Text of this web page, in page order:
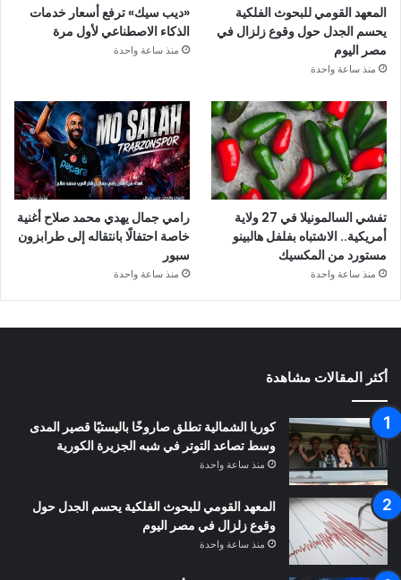
المعهد القومي للبحوث الفلكية
يحسم الجدل حول وقوع زلزال في
مصر اليوم
منذ ساعة واحدة
«ديب سيك» ترفع أسعار خدمات
الذكاء الاصطناعي لأول مرة
منذ ساعة واحدة
تفشي السالمونيلا في 27 ولاية
أمريكية.. الاشتباه بفلفل هالبينو
مستورد من المكسيك
منذ ساعة واحدة
رامي جمال يهدي محمد صلاح أغنية
خاصة احتفالًا بانتقاله إلى طرابزون
سبور
منذ ساعة واحدة
أكثر المقالات مشاهدة
كوريا الشمالية تطلق صاروخًا باليستيًا قصير المدى
وسط تصاعد التوتر في شبه الجزيرة الكورية
منذ ساعة واحدة
المعهد القومي للبحوث الفلكية يحسم الجدل حول
وقوع زلزال في مصر اليوم
منذ ساعة واحدة